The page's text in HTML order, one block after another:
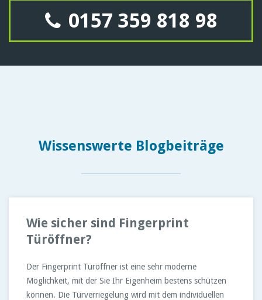
0157 359 818 98
Wissenswerte Blogbeiträge
Wie sicher sind Fingerprint
Türöffner?
Der Fingerprint Türöffner ist eine sehr moderne
Möglichkeit, mit der Sie Ihr Eigenheim bestens schützen
können. Die Türverriegelung wird mit dem individuellen